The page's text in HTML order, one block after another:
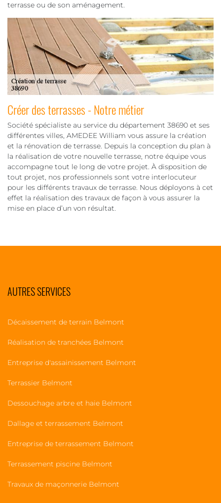
terrasse ou de son aménagement.
Créer des terrasses - Notre métier
Société spécialiste au service du département 38690 et ses
différentes villes, AMEDEE William vous assure la création
et la rénovation de terrasse. Depuis la conception du plan à
la réalisation de votre nouvelle terrasse, notre équipe vous
accompagne tout le long de votre projet. À disposition de
tout projet, nos professionnels sont votre interlocuteur
pour les différents travaux de terrasse. Nous déployons à cet
effet la réalisation des travaux de façon à vous assurer la
mise en place d’un von résultat.
AUTRES SERVICES
Décaissement de terrain Belmont
Réalisation de tranchées Belmont
Entreprise d'assainissement Belmont
Terrassier Belmont
Dessouchage arbre et haie Belmont
Dallage et terrassement Belmont
Entreprise de terrassement Belmont
Terrassement piscine Belmont
Travaux de maçonnerie Belmont